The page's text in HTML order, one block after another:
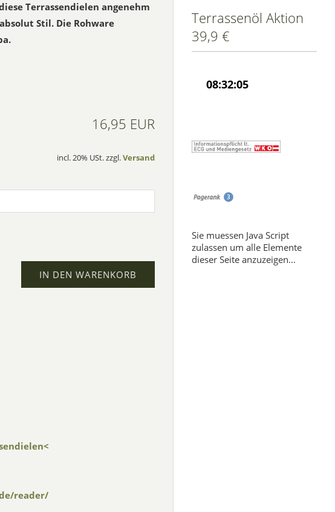
Terrassendielen angenehm
Stil. Die Rohware
16,95 EUR
incl. 20% USt. zzgl.Versand
IN DEN WARENKORB
reader/
Terrassenöl Aktion
39,9 €
Sie muessen Java Script
zulassen um alle Elemente
dieser Seite anzuzeigen...